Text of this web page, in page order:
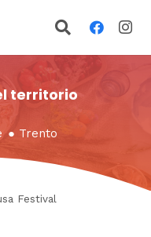
territorio
● Trento
Festival